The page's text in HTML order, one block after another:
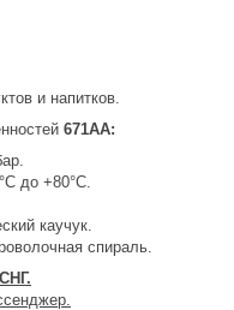
и напитков.
671AA:
до +80°C.
каучук.
спираль.